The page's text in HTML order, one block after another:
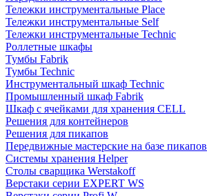
Тележки инструментальные Place
Тележки инструментальные Self
Тележки инструментальные Technic
Роллетные шкафы
Тумбы Fabrik
Тумбы Technic
Инструментальный шкаф Technic
Промышленный шкаф Fabrik
Шкаф с ячейками для хранения CELL
Решения для контейнеров
Решения для пикапов
Передвижные мастерские на базе пикапов
Системы хранения Helper
Столы сварщика Werstakoff
Верстаки серии EXPERT WS